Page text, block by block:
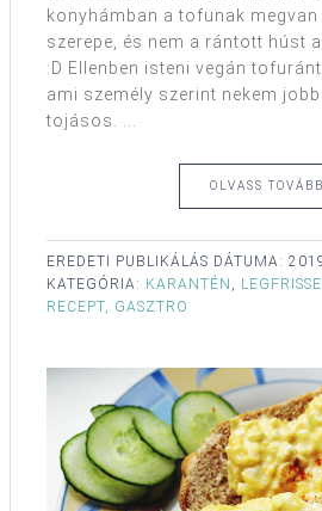
konyhámban a tofunak megvan
szerepe, és nem a rántott húst
:D Ellenben isteni vegán
ami személy szerint nekem
tojásos. ...
OLVASS TOVÁBB
EREDETI PUBLIKÁLÁS DÁTUMA:
KATEGÓRIA: KARANTÉN ,
RECEPT, GASZTRO